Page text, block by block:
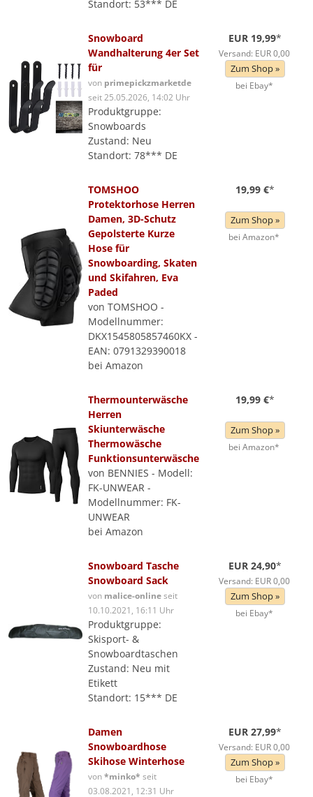
Standort: 53*** DE
Snowboard
Wandhalterung 4er Set
für
von primepickzmarketde
seit 25.05.2026, 14:02 Uhr
Produktgruppe:
Snowboards
Zustand: Neu
Standort: 78*** DE
EUR 19,99*
Versand: EUR 0,00
Zum Shop »
bei Ebay*
TOMSHOO
Protektorhose Herren
Damen, 3D-Schutz
Gepolsterte Kurze
Hose für
Snowboarding, Skaten
und Skifahren, Eva
Paded
von TOMSHOO -
Modellnummer:
DKX1545805857460KX -
EAN: 0791329390018
bei Amazon
19,99 €*
Zum Shop »
bei Amazon*
Thermounterwäsche
Herren
Skiunterwäsche
Thermowäsche
Funktionsunterwäsche
von BENNIES - Modell:
FK-UNWEAR -
Modellnummer: FK-
UNWEAR
bei Amazon
19,99 €*
Zum Shop »
bei Amazon*
Snowboard Tasche
Snowboard Sack
von malice-onlineseit
10.10.2021, 16:11 Uhr
Produktgruppe:
Skisport- &
Snowboardtaschen
Zustand: Neu mit
Etikett
Standort: 15*** DE
EUR 24,90*
Versand: EUR 0,00
Zum Shop »
bei Ebay*
Damen
Snowboardhose
Skihose Winterhose
von*minko* seit
03.08.2021, 12:31 Uhr
EUR 27,99*
Versand: EUR 0,00
Zum Shop »
bei Ebay*